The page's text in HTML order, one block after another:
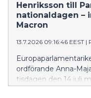
Henriksson till
nationaldagen –
Macron
13.7.2026 09:16:46 EEST |
ordförande Anna-
tisdagen den 14 juli